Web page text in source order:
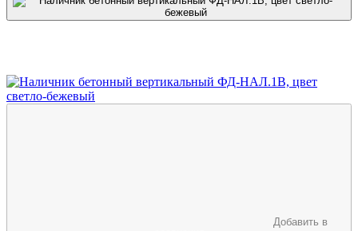
Добавить в